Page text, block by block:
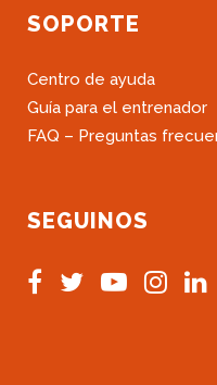
SOPORTE
Centro de ayuda
Guía para el entrenador
FAQ – Preguntas
SEGUINOS